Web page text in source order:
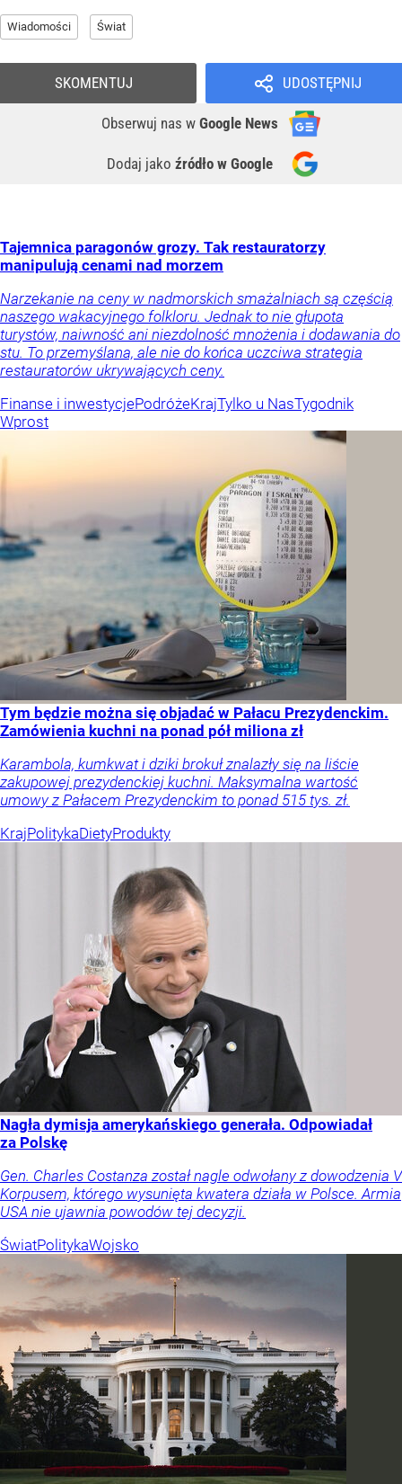
Wiadomości Świat
UDOSTĘPNIJ
Obserwuj nas w Google News
Dodaj jako źródło w Google
SKOMENTUJ
Tajemnica paragonów grozy. Tak restauratorzy
manipulują cenami nad morzem
Narzekanie na ceny w nadmorskich smażalniach są częścią
naszego wakacyjnego folkloru. Jednak to nie głupota
turystów, naiwność ani niezdolność mnożenia i dodawania do
stu. To przemyślana, ale nie do końca uczciwa strategia
restauratorów ukrywających ceny.
Finanse i inwestycjePodróżeKrajTylko u NasTygodnik
Wprost
Tym będzie można się objadać w Pałacu Prezydenckim.
Zamówienia kuchni na ponad pół miliona zł
Karambola, kumkwat i dziki brokuł znalazły się na liście
zakupowej prezydenckiej kuchni. Maksymalna wartość
umowy z Pałacem Prezydenckim to ponad 515 tys. zł.
KrajPolitykaDietyProdukty
Nagła dymisja amerykańskiego generała. Odpowiadał
za Polskę
Gen. Charles Costanza został nagle odwołany z dowodzenia V
Korpusem, którego wysunięta kwatera działa w Polsce. Armia
USA nie ujawnia powodów tej decyzji.
ŚwiatPolitykaWojsko